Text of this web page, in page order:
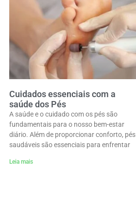
Cuidados essenciais com a
saúde dos Pés
A saúde e o cuidado com os pés são
fundamentais para o nosso bem-estar
diário. Além de proporcionar conforto, pés
saudáveis são essenciais para enfrentar
Leia mais